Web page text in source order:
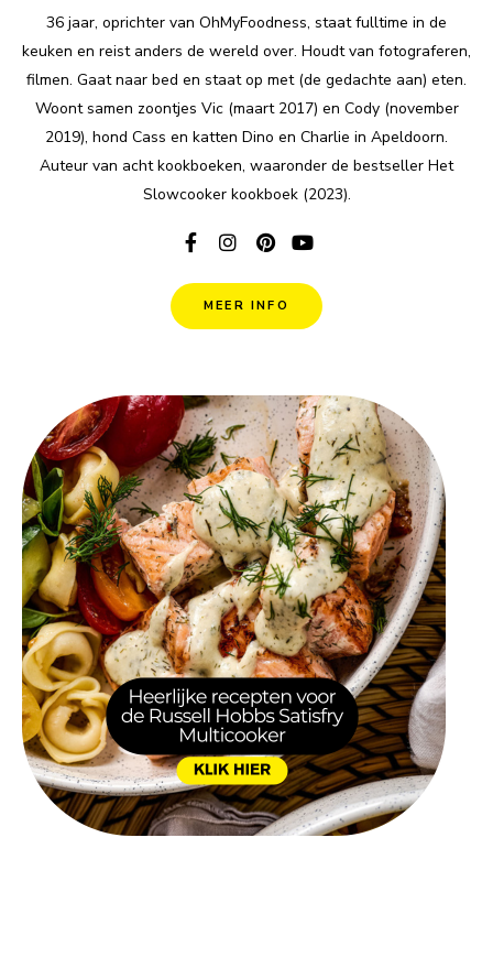
36 jaar, oprichter van OhMyFoodness, staat fulltime in de
keuken en reist anders de wereld over. Houdt van fotograferen,
filmen. Gaat naar bed en staat op met (de gedachte aan) eten.
Woont samen zoontjes Vic (maart 2017) en Cody (november
2019), hond Cass en katten Dino en Charlie in Apeldoorn.
Auteur van acht kookboeken, waaronder de bestseller Het
Slowcooker kookboek (2023).
MEER INFO